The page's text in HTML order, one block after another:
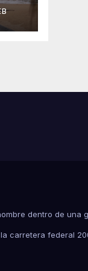
dentro de una
carretera federal